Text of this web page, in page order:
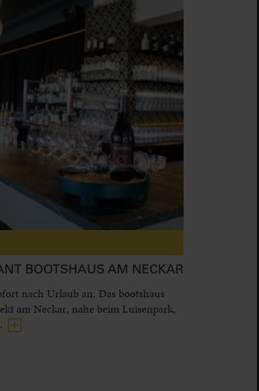
BOOTSHAUS AM NECKAR
nach Urlaub an. Das bootshaus
am Neckar, nahe beim Luisenpark,